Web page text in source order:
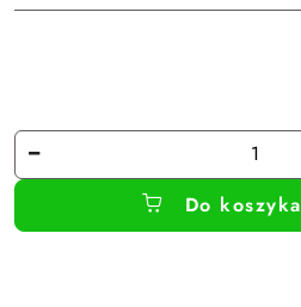
Ilość
Do koszyka